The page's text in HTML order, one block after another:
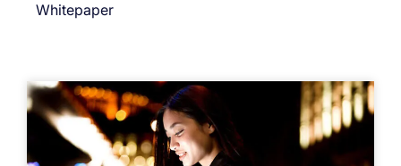
Whitepaper